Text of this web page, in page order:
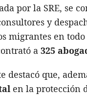
por la SRE, se
y
migrantes en
a 325
destacó que,
en la protección